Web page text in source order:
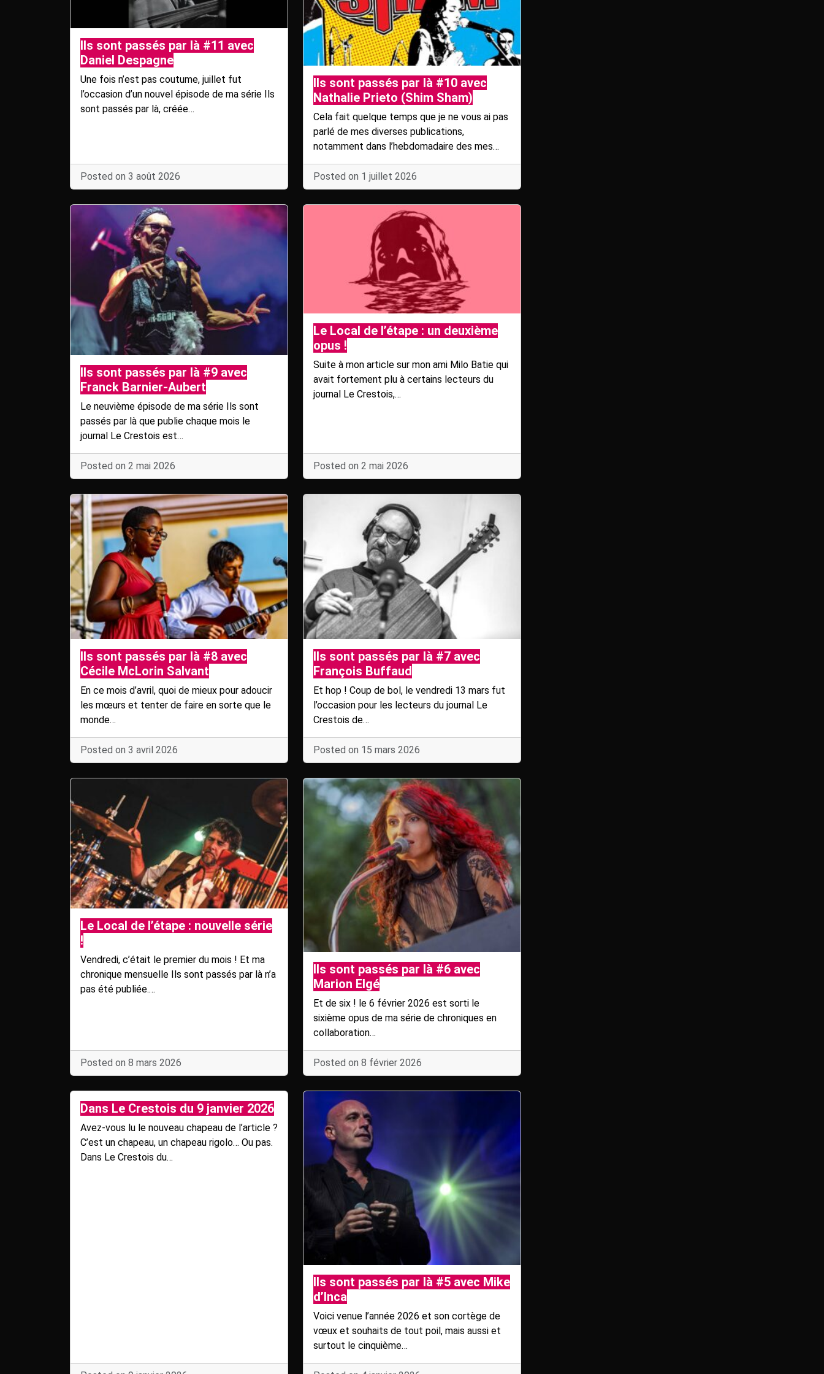
Ils sont passés par là #11 avec
Daniel Despagne
Une fois n’est pas coutume, juillet fut
l’occasion d’un nouvel épisode de ma série Ils
sont passés par là, créée…
Posted on 3 août 2026
Ils sont passés par là #10 avec
Nathalie Prieto (Shim Sham)
Cela fait quelque temps que je ne vous ai pas
parlé de mes diverses publications,
notamment dans l’hebdomadaire des mes…
Posted on 1 juillet 2026
Ils sont passés par là #9 avec
Franck Barnier-Aubert
Le neuvième épisode de ma série Ils sont
passés par là que publie chaque mois le
journal Le Crestois est…
Posted on 2 mai 2026
Le Local de l’étape : un deuxième
opus !
Suite à mon article sur mon ami Milo Batie qui
avait fortement plu à certains lecteurs du
journal Le Crestois,…
Posted on 2 mai 2026
Ils sont passés par là #8 avec
Cécile McLorin Salvant
En ce mois d’avril, quoi de mieux pour adoucir
les mœurs et tenter de faire en sorte que le
monde…
Posted on 3 avril 2026
Ils sont passés par là #7 avec
François Buffaud
Et hop ! Coup de bol, le vendredi 13 mars fut
l’occasion pour les lecteurs du journal Le
Crestois de…
Posted on 15 mars 2026
Le Local de l’étape : nouvelle série
!
Vendredi, c’était le premier du mois ! Et ma
chronique mensuelle Ils sont passés par là n’a
pas été publiée.…
Posted on 8 mars 2026
Ils sont passés par là #6 avec
Marion Elgé
Et de six ! le 6 février 2026 est sorti le
sixième opus de ma série de chroniques en
collaboration…
Posted on 8 février 2026
Dans Le Crestois du 9 janvier 2026
Avez-vous lu le nouveau chapeau de l’article ?
C’est un chapeau, un chapeau rigolo… Ou pas.
Dans Le Crestois du…
Ils sont passés par là #5 avec Mike
d’Inca
Voici venue l’année 2026 et son cortège de
vœux et souhaits de tout poil, mais aussi et
surtout le cinquième…